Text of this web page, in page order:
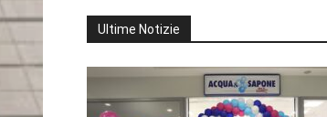
Ultime Notizie